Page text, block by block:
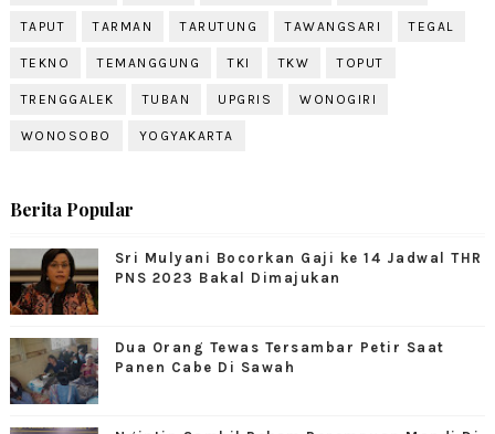
TAPUT TARMAN TARUTUNG TAWANGSARI TEGAL
TEKNO TEMANGGUNG TKI TKW TOPUT
TRENGGALEK TUBAN UPGRIS WONOGIRI
WONOSOBO YOGYAKARTA
Berita Popular
Sri Mulyani Bocorkan Gaji ke 14 Jadwal THR
PNS 2023 Bakal Dimajukan
Dua Orang Tewas Tersambar Petir Saat
Panen Cabe Di Sawah